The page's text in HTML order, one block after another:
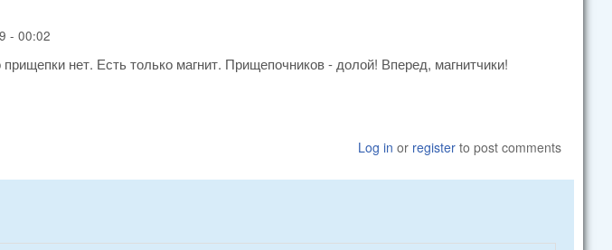
- 00:02
нет. Есть только магнит. Прищепочников - долой! Вперед, магнитчики!
Log in or register to post comments